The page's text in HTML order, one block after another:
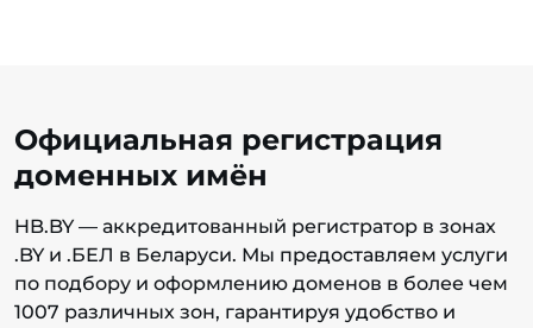
Официальная регистрация
доменных имён
HB.BY — аккредитованный регистратор в зонах
.BY и .БЕЛ в Беларуси. Мы предоставляем услуги
по подбору и оформлению доменов в более чем
1007 различных зон, гарантируя удобство и